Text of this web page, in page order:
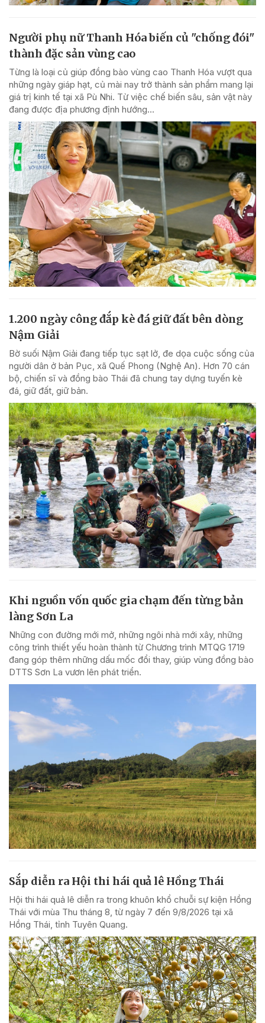
Người phụ nữ Thanh Hóa biến củ "chống đói"
thành đặc sản vùng cao
Từng là loại củ giúp đồng bào vùng cao Thanh Hóa vượt qua
những ngày giáp hạt, củ mài nay trở thành sản phẩm mang lại
giá trị kinh tế tại xã Pù Nhi. Từ việc chế biến sâu, sản vật này
đang được địa phương định hướng...
1.200 ngày công đắp kè đá giữ đất bên dòng
Nậm Giải
Bờ suối Nậm Giải đang tiếp tục sạt lở, đe dọa cuộc sống của
người dân ở bản Pục, xã Quế Phong (Nghệ An). Hơn 70 cán
bộ, chiến sĩ và đồng bào Thái đã chung tay dựng tuyến kè
đá, giữ đất, giữ bản.
Khi nguồn vốn quốc gia chạm đến từng bản
làng Sơn La
Những con đường mới mở, những ngôi nhà mới xây, những
công trình thiết yếu hoàn thành từ Chương trình MTQG 1719
đang góp thêm những dấu mốc đổi thay, giúp vùng đồng bào
DTTS Sơn La vươn lên phát triển.
Sắp diễn ra Hội thi hái quả lê Hồng Thái
Hội thi hái quả lê diễn ra trong khuôn khổ chuỗi sự kiện Hồng
Thái với mùa Thu tháng 8, từ ngày 7 đến 9/8/2026 tại xã
Hồng Thái, tỉnh Tuyên Quang.